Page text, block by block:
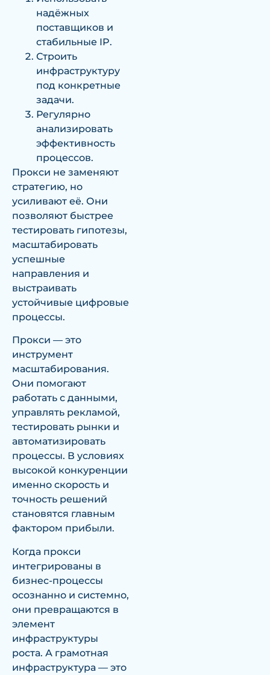
надёжных
поставщиков и
стабильные IP.
Строить
инфраструктуру
под конкретные
задачи.
Регулярно
анализировать
эффективность
процессов.
Прокси не заменяют
стратегию, но
усиливают её. Они
позволяют быстрее
тестировать гипотезы,
масштабировать
успешные
направления и
выстраивать
устойчивые цифровые
процессы.
Прокси — это
инструмент
масштабирования.
Они помогают
работать с данными,
управлять рекламой,
тестировать рынки и
автоматизировать
процессы. В условиях
высокой конкуренции
именно скорость и
точность решений
становятся главным
фактором прибыли.
Когда прокси
интегрированы в
бизнес-процессы
осознанно и системно,
они превращаются в
элемент
инфраструктуры
роста. А грамотная
инфраструктура — это